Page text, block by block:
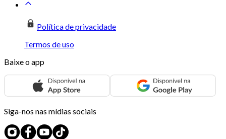
Política de privacidade
Termos de uso
Baixe o app
Siga-nos nas mídias sociais